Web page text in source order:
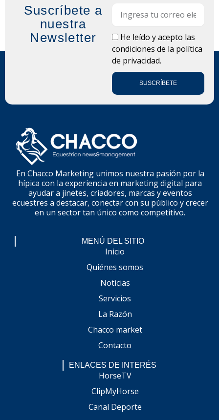
Suscríbete a
nuestra
Newsletter
LOPDHe leído y acepto las
condiciones de la política
de privacidad.
SUSCRÍBETE
En Chacco Marketing unimos nuestra pasión por la
hípica con la experiencia en marketing digital para
ayudar a jinetes, criadores, marcas y eventos
ecuestres a destacar, conectar con su público y crecer
en un sector tan único como competitivo.
MENÚ DEL SITIO
Inicio
Quiénes somos
Noticias
Servicios
La Razón
Chacco market
Contacto
ENLACES DE INTERÉS
HorseTV
ClipMyHorse
Canal Deporte